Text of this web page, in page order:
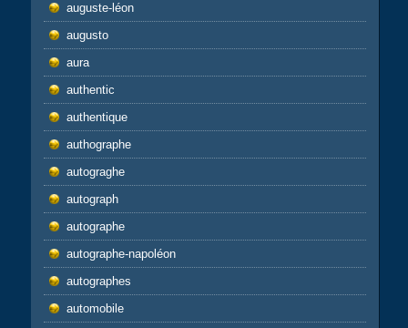
auguste-léon
augusto
aura
authentic
authentique
authographe
autograghe
autograph
autographe
autographe-napoléon
autographes
automobile